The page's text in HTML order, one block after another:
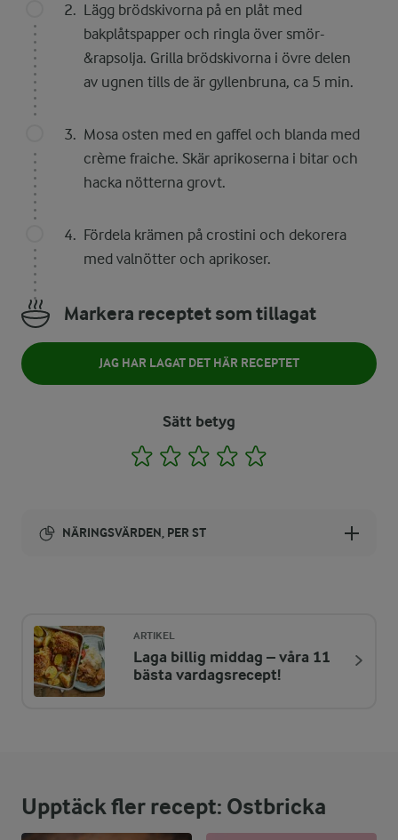
Lägg brödskivorna på en plåt med
bakplåtspapper och ringla över smör-
&rapsolja. Grilla brödskivorna i övre delen
av ugnen tills de är gyllenbruna, ca 5 min.
Mosa osten med en gaffel och blanda med
crème fraiche. Skär aprikoserna i bitar och
hacka nötterna grovt.
Fördela krämen på crostini och dekorera
med valnötter och aprikoser.
Markera receptet som tillagat
JAG HAR LAGAT DET HÄR RECEPTET
Sätt betyg
1 2 3 4
NÄRINGSVÄRDEN, PER ST
ENERGIDISTRIBUTION %
NÄRINGSVÄRDEN PER ST
Fett:
49,2 %
8,1 g
ARTIKEL
Laga billig middag – våra 11
bästa vardagsrecept!
Upptäck fler recept: Ostbricka